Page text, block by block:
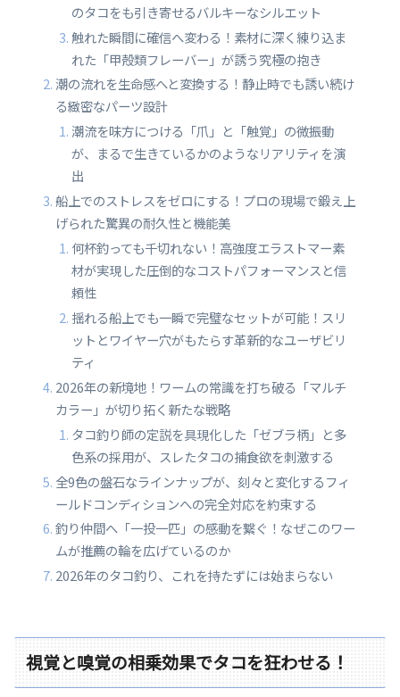
のタコをも引き寄せるバルキーなシルエット
触れた瞬間に確信へ変わる！素材に深く練り込ま
れた「甲殻類フレーバー」が誘う究極の抱き
潮の流れを生命感へと変換する！静止時でも誘い続け
る緻密なパーツ設計
潮流を味方につける「爪」と「触覚」の微振動
が、まるで生きているかのようなリアリティを演
出
船上でのストレスをゼロにする！プロの現場で鍛え上
げられた驚異の耐久性と機能美
何杯釣っても千切れない！高強度エラストマー素
材が実現した圧倒的なコストパフォーマンスと信
頼性
揺れる船上でも一瞬で完璧なセットが可能！スリ
ットとワイヤー穴がもたらす革新的なユーザビリ
ティ
2026年の新境地！ワームの常識を打ち破る「マルチ
カラー」が切り拓く新たな戦略
タコ釣り師の定説を具現化した「ゼブラ柄」と多
色系の採用が、スレたタコの捕食欲を刺激する
全9色の盤石なラインナップが、刻々と変化するフィ
ールドコンディションへの完全対応を約束する
釣り仲間へ「一投一匹」の感動を繋ぐ！なぜこのワー
ムが推薦の輪を広げているのか
2026年のタコ釣り、これを持たずには始まらない
視覚と嗅覚の相乗効果でタコを狂わせる！